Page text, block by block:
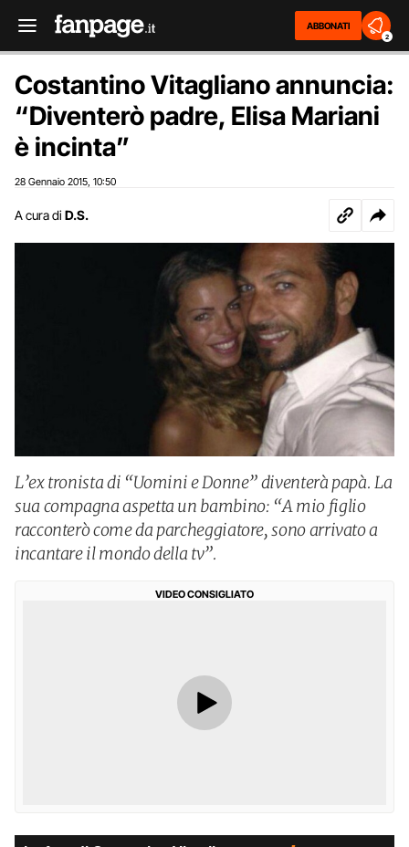
ABBONATI
2
Costantino Vitagliano annuncia:
“Diventerò padre, Elisa Mariani
è incinta”
28 Gennaio 2015 10:50
A cura di D.S.
L’ex tronista di “Uomini e Donne” diventerà papà. La
sua compagna aspetta un bambino: “A mio figlio
racconterò come da parcheggiatore, sono arrivato a
incantare il mondo della tv”.
VIDEO CONSIGLIATO